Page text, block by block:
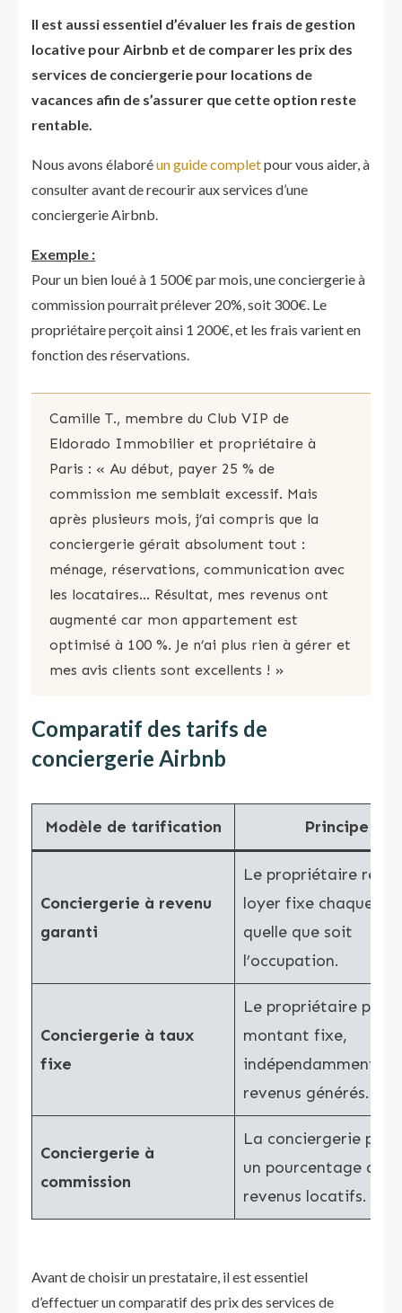
Il est aussi essentiel d’évaluer les frais de gestion
locative pour Airbnb et de comparer les prix des
services de conciergerie pour locations de
vacances afin de s’assurer que cette option reste
rentable.
Nous avons élaboréun guide completpour vous aider, à
consulter avant de recourir aux services d’une
conciergerie Airbnb.
Exemple :
Pour un bien loué à 1 500€ par mois, une conciergerie à
commission pourrait prélever 20%, soit 300€. Le
propriétaire perçoit ainsi 1 200€, et les frais varient en
fonction des réservations.
Camille T., membre du Club VIP de
Eldorado Immobilier et propriétaire à
Paris : « Au début, payer 25 % de
commission me semblait excessif. Mais
après plusieurs mois, j’ai compris que la
conciergerie gérait absolument tout :
ménage, réservations, communication avec
les locataires… Résultat, mes revenus ont
augmenté car mon appartement est
optimisé à 100 %. Je n’ai plus rien à gérer et
mes avis clients sont excellents ! »
Comparatif des tarifs de
conciergerie Airbnb
Modèle de tarification Principe
Conciergerie à revenu
garanti
Le propriétaire
loyer fixe chaque
quelle que soit
l’occupation.
Conciergerie à taux
fixe
Le propriétaire paie
montant fixe,
indépendamment
revenus générés.
Conciergerie à
commission
La conciergerie
un pourcentage des
revenus locatifs.
Avant de choisir un prestataire, il est essentiel
d’effectuer un comparatif des prix des services de